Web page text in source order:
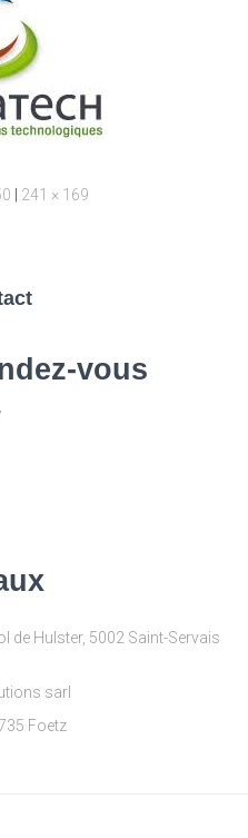
241 × 169
vous
de Hulster, 5002 Saint-Servais
sarl
Foetz